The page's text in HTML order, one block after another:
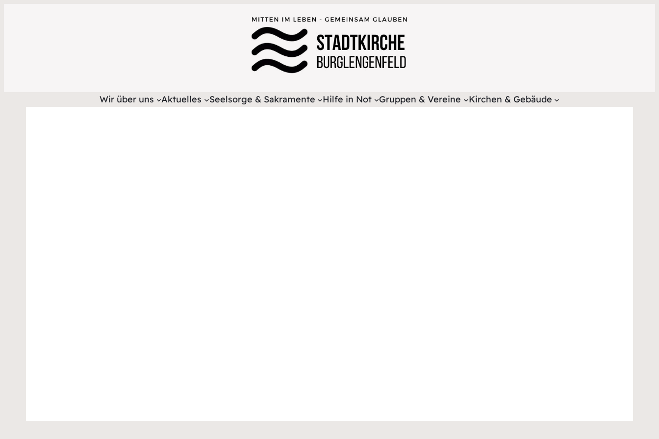
Wir über uns Aktuelles Seelsorge & Sakramente Hilfe in Not Gruppen & Vereine Kirchen & Gebäude